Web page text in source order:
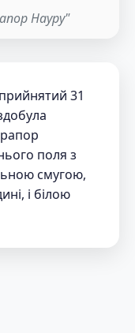
Науру"
31
поля з
смугою,
і білою